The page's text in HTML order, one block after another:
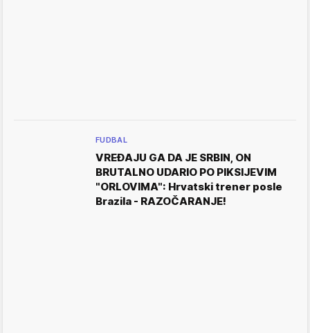
FUDBAL
VREĐAJU GA DA JE SRBIN, ON
BRUTALNO UDARIO PO PIKSIJEVIM
"ORLOVIMA": Hrvatski trener posle
Brazila - RAZOČARANJE!